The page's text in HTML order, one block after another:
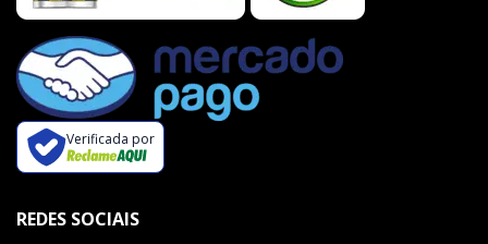
Verificada por
REDES SOCIAIS